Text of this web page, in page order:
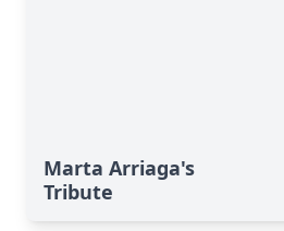
Marta Arriaga's
Tribute